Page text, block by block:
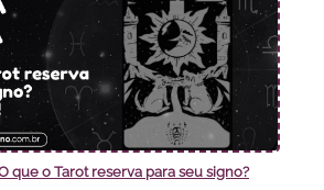
que o Tarot reserva para seu signo?